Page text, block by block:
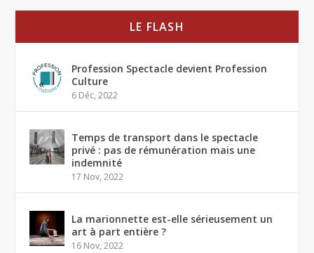
LE FLASH
Profession Spectacle devient Profession
Culture
6 Déc, 2022
Temps de transport dans le spectacle
privé : pas de rémunération mais une
indemnité
17 Nov, 2022
La marionnette est-elle sérieusement un
art à part entière ?
16 Nov, 2022